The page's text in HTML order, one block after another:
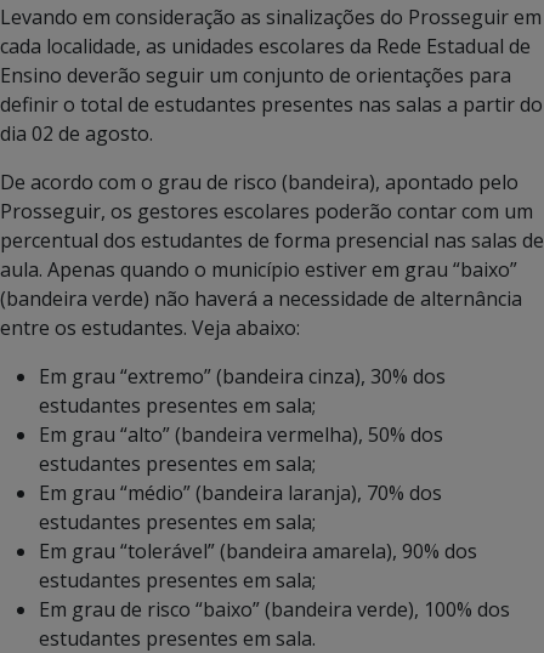
Levando em consideração as sinalizações do Prosseguir em
cada localidade, as unidades escolares da Rede Estadual de
Ensino deverão seguir um conjunto de orientações para
definir o total de estudantes presentes nas salas a partir do
dia 02 de agosto.
De acordo com o grau de risco (bandeira), apontado pelo
Prosseguir, os gestores escolares poderão contar com um
percentual dos estudantes de forma presencial nas salas de
aula. Apenas quando o município estiver em grau “baixo”
(bandeira verde) não haverá a necessidade de alternância
entre os estudantes. Veja abaixo:
Em grau “extremo” (bandeira cinza), 30% dos
estudantes presentes em sala;
Em grau “alto” (bandeira vermelha), 50% dos
estudantes presentes em sala;
Em grau “médio” (bandeira laranja), 70% dos
estudantes presentes em sala;
Em grau “tolerável” (bandeira amarela), 90% dos
estudantes presentes em sala;
Em grau de risco “baixo” (bandeira verde), 100% dos
estudantes presentes em sala.